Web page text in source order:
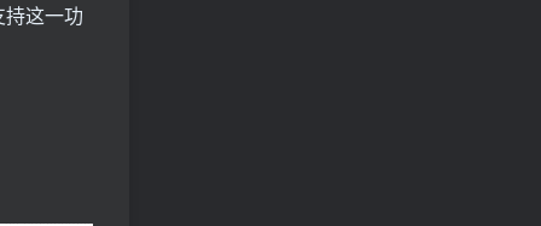
这一功